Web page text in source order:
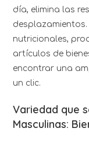
día, elimina las
nutricionales,
artículos de
encontrar una
un clic.
Variedad que
Masculinas: